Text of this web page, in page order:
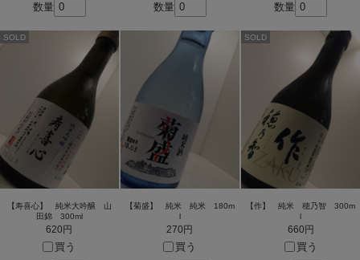
数量 数量 数量
SOLD
【寿喜心】 純米大吟醸 山
田錦 300ml
620円
買う
【菊盛】 純米 純米 180m
270円
買う
SOLD
【作】 純米 穂乃智 300m
660円
買う